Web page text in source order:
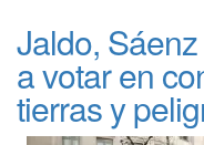
Jaldo,
a votar en
tierras y